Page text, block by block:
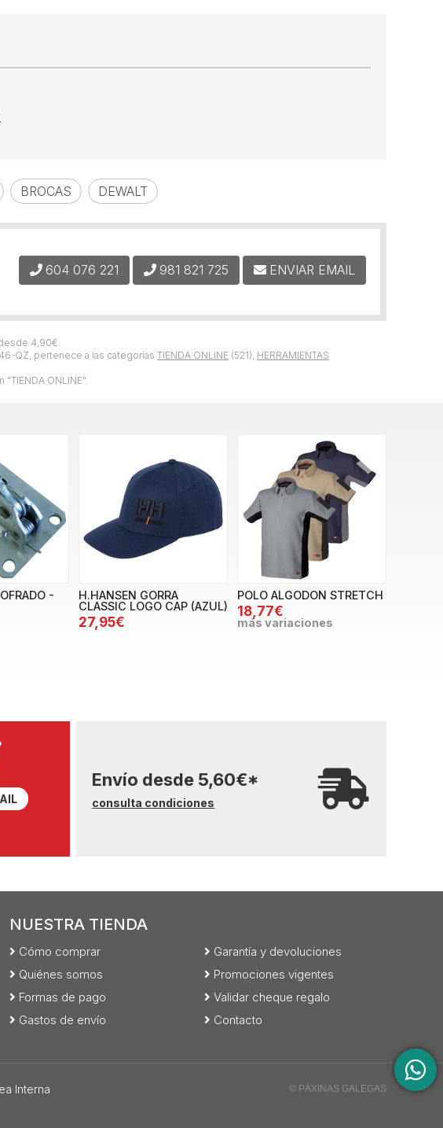
4,90€.
QZ, pertenece a las categorías TIENDA ONLINE (521), HERRAMIENTAS
"TIENDA ONLINE".
BROCAS DEWALT
604 076 221 981 821 725 ENVIAR EMAIL
-
H.HANSEN GORRA
CLASSIC LOGO CAP (AZUL)
27,95€
POLO ALGODON STRETCH
18,77€
más variaciones
Envío desde 5,60€*
consulta condiciones
NUESTRA TIENDA
Cómo comprar
Quiénes somos
Formas de pago
Gastos de envío
Garantía y devoluciones
Promociones vigentes
Validar cheque regalo
Contacto
Interna © PÁXINAS GALEGAS